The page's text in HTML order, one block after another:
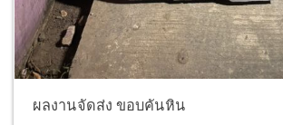
ผลงานจัดส่ง ขอบคันหิน